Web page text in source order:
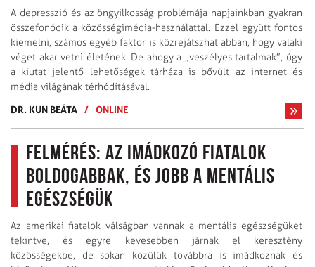
A depresszió és az öngyilkosság problémája napjainkban gyakran
összefonódik a közösségimédia-használattal. Ezzel együtt fontos
kiemelni, számos egyéb faktor is közrejátszhat abban, hogy valaki
véget akar vetni életének. De ahogy a „veszélyes tartalmak”, úgy
a kiutat jelentő lehetőségek tárháza is bővült az internet és
média világának térhódításával.
DR. KUN BEÁTA / ONLINE
Felmérés: az imádkozó fiatalok
boldogabbak, és jobb a mentális
egészségük
Az amerikai fiatalok válságban vannak a mentális egészségüket
tekintve, és egyre kevesebben járnak el keresztény
közösségekbe, de sokan közülük továbbra is imádkoznak és